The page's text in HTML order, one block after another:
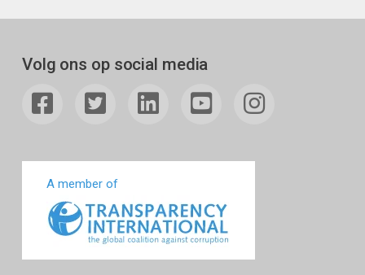
Volg ons op social media
A member of